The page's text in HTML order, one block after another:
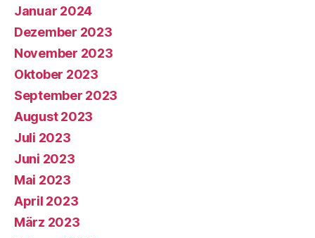
Januar 2024
Dezember 2023
November 2023
Oktober 2023
September 2023
August 2023
Juli 2023
Juni 2023
Mai 2023
April 2023
März 2023